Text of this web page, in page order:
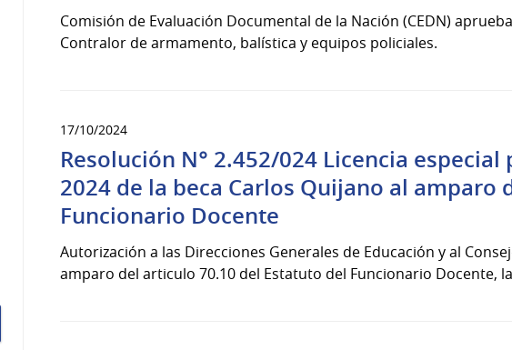
Comisión de Evaluación Documental de la Nación (CEDN)
Contralor de armamento, balística y equipos policiales.
17/10/2024
Resolución N° 2.452/024 Licencia
2024 de la beca Carlos Quijano al
Funcionario Docente
Autorización a las Direcciones Generales de Educación y al
amparo del articulo 70.10 del Estatuto del Funcionario Docente,